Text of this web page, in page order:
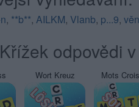
, **b**, AILKM, Vlanb, p...9,
odpovědi
Wort Kreuz Mots